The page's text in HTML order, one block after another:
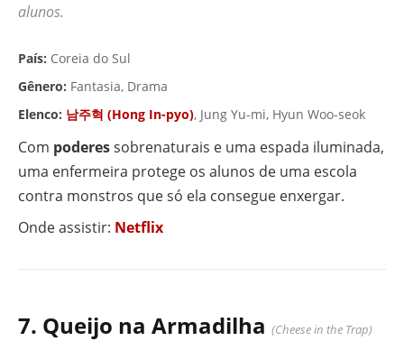
alunos.
País: Coreia do Sul
Gênero: Fantasia, Drama
Elenco: 남주혁 (Hong In-pyo), Jung Yu-mi, Hyun Woo-seok
Com poderessobrenaturais e uma espada iluminada,
uma enfermeira protege os alunos de uma escola
contra monstros que só ela consegue enxergar.
Onde assistir: Netflix
7. Queijo na Armadilha (Cheese in the Trap)